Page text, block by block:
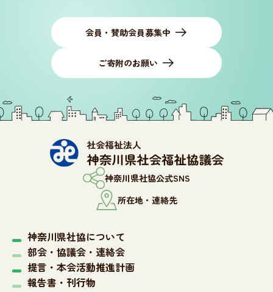
会員・賛助会員募集中
ご寄附のお願い
神奈川県社協公式SNS
所在地・連絡先
神奈川県社協について
部会・協議会・連絡会
提言・本会活動推進計画
報告書・刊行物